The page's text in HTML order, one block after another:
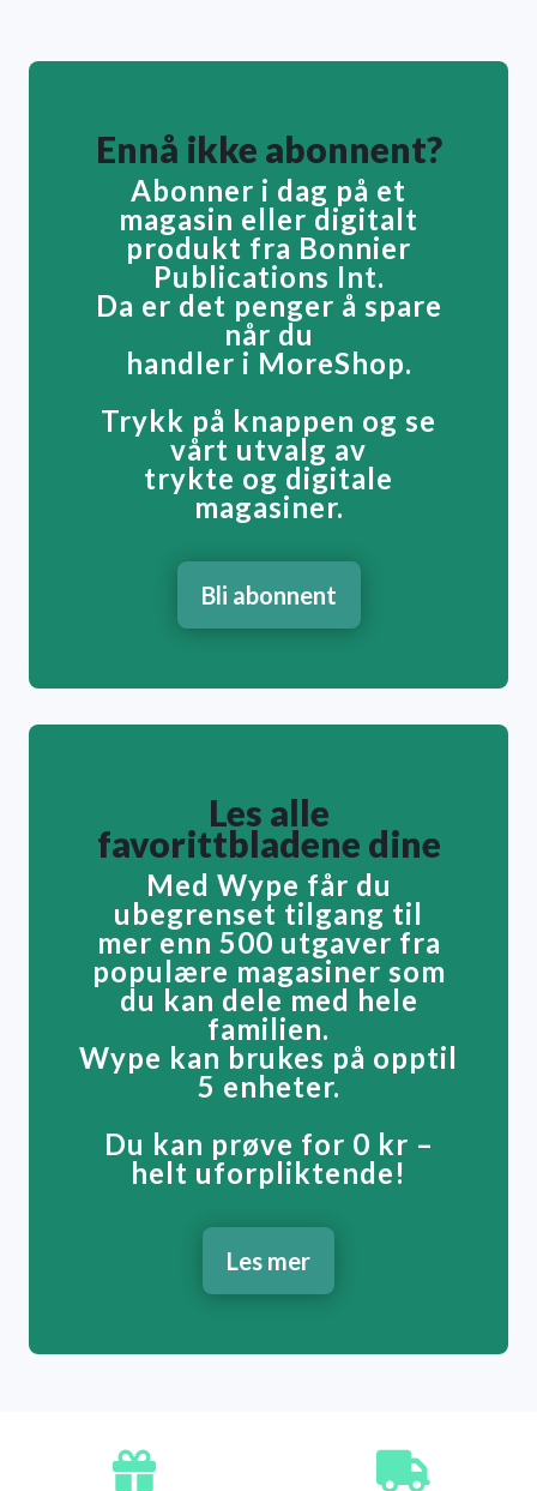
Ennå ikke abonnent?
Abonner i dag på et
magasin eller digitalt
produkt fra Bonnier
Publications Int.
Da er det penger å spare
når du
handler i MoreShop.
Trykk på knappen og se
vårt utvalg av
trykte og digitale
magasiner.
Bli abonnent
Les alle
favorittbladene dine
Med Wype får du
ubegrenset tilgang til
mer enn 500 utgaver fra
populære magasiner som
du kan dele med hele
familien.
Wype kan brukes på opptil
5 enheter.
Du kan prøve for 0 kr –
helt uforpliktende!
Les mer